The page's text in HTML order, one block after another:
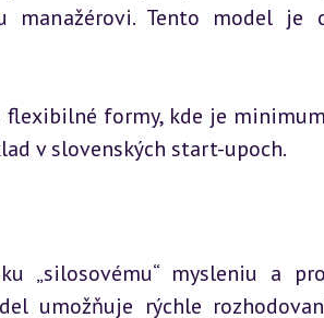
manažérovi. Tento model je
flexibilné formy, kde je
v slovenských start-upoch.
„silosovému“ mysleniu a
umožňuje rýchle